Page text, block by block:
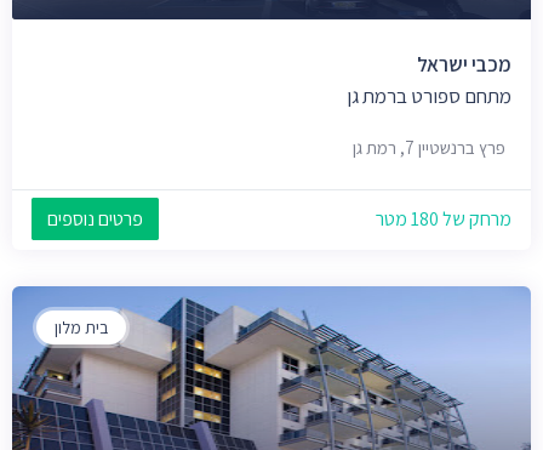
מכבי ישראל
מתחם ספורט ברמת גן
פרץ ברנשטיין 7, רמת גן
מרחק של 180 מטר פרטים נוספים
בית מלון